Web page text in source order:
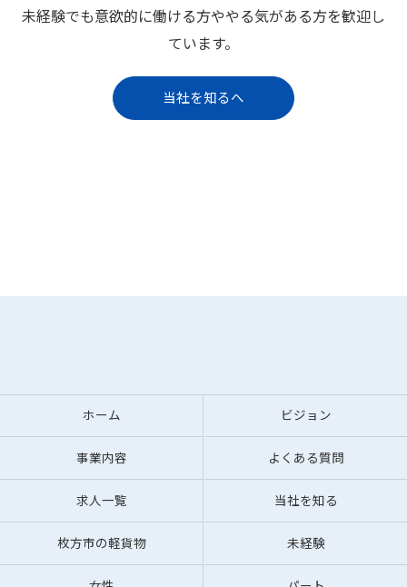
未経験でも意欲的に働ける方ややる気がある方を歓迎し
ています。
当社を知るへ
ホーム ビジョン
事業内容 よくある質問
求人一覧 当社を知る
枚方市の軽貨物 未経験